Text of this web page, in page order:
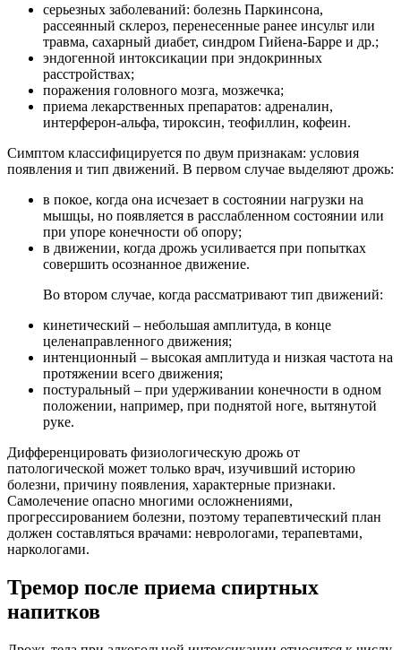
серьезных заболеваний: болезнь Паркинсона,
рассеянный склероз, перенесенные ранее инсульт или
травма, сахарный диабет, синдром Гийена-Барре и др.;
эндогенной интоксикации при эндокринных
расстройствах;
поражения головного мозга, мозжечка;
приема лекарственных препаратов: адреналин,
интерферон-альфа, тироксин, теофиллин, кофеин.
Симптом классифицируется по двум признакам: условия
появления и тип движений. В первом случае выделяют дрожь:
в покое, когда она исчезает в состоянии нагрузки на
мышцы, но появляется в расслабленном состоянии или
при упоре конечности об опору;
в движении, когда дрожь усиливается при попытках
совершить осознанное движение.
Во втором случае, когда рассматривают тип движений:
кинетический – небольшая амплитуда, в конце
целенаправленного движения;
интенционный – высокая амплитуда и низкая частота на
протяжении всего движения;
постуральный – при удерживании конечности в одном
положении, например, при поднятой ноге, вытянутой
руке.
Дифференцировать физиологическую дрожь от
патологической может только врач, изучивший историю
болезни, причину появления, характерные признаки.
Самолечение опасно многими осложнениями,
прогрессированием болезни, поэтому терапевтический план
должен составляться врачами: неврологами, терапевтами,
наркологами.
Тремор после приема спиртных
напитков